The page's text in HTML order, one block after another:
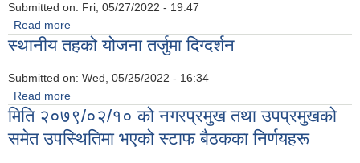
Submitted on: Fri, 05/27/2022 - 19:47
Read more
स्थानीय तहको योजना तर्जुमा दिग्दर्शन
Submitted on: Wed, 05/25/2022 - 16:34
Read more
मिति २०७९/०२/१० को नगरप्रमुख तथा उपप्रमुखको
समेत उपस्थितिमा भएको स्टाफ बैठकका निर्णयहरू